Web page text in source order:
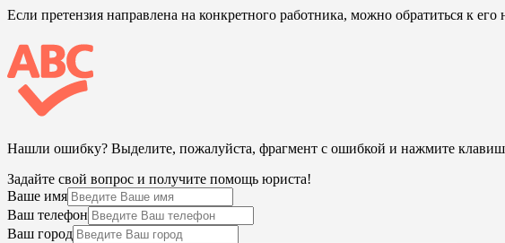
Если претензия направлена на конкретного работника, можно обратиться к
Нашли ошибку? Выделите, пожалуйста, фрагмент с ошибкой и нажмите
Задайте свой вопрос и получите помощь юриста!
Ваше имя
Ваш телефон
Ваш город